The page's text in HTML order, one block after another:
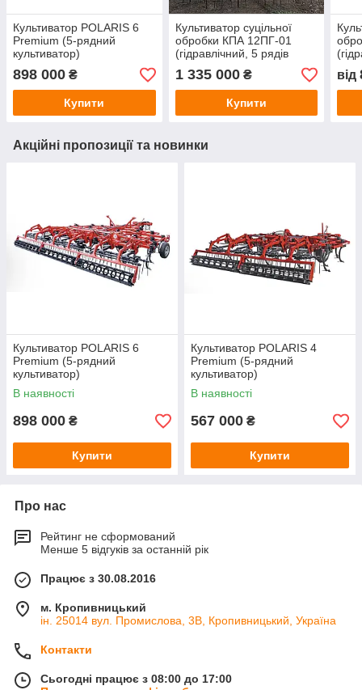
Культиватор POLARIS 6
Premium (5-рядний
культиватор)
898 000 ₴
Купити
Культиватор суцільної
обробки КПА 12ПГ-01
(гідравлічний, 5 рядів
робочих органів), стійка
Bellota
1 335 000₴
Купити
від
Акційні пропозиції та новинки
Культиватор POLARIS 6
Premium (5-рядний
культиватор)
В наявності
898 000 ₴
Купити
Культиватор POLARIS 4
Premium (5-рядний
культиватор)
В наявності
567 000 ₴
Купити
Про нас
Рейтинг не сформований
Менше 5 відгуків за останній рік
Працює з 30.08.2016
м. Кропивницький
ін. 25014 вул. Промислова, 3В, Кропивницький, Україна
Контакти
Сьогодні працює з 08:00 до 17:00